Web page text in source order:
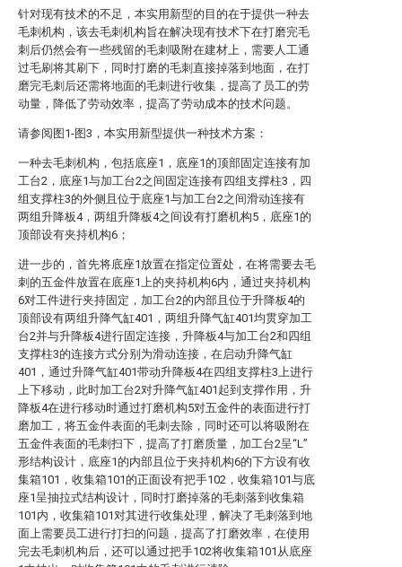
针对现有技术的不足，本实用新型的目的在于提供一种去
毛刺机构，该去毛刺机构旨在解决现有技术下在打磨完毛
刺后仍然会有一些残留的毛刺吸附在建材上，需要人工通
过毛刷将其刷下，同时打磨的毛刺直接掉落到地面，在打
磨完毛刺后还需将地面的毛刺进行收集，提高了员工的劳
动量，降低了劳动效率，提高了劳动成本的技术问题。
请参阅图1-图3，本实用新型提供一种技术方案：
一种去毛刺机构，包括底座1，底座1的顶部固定连接有加
工台2，底座1与加工台2之间固定连接有四组支撑柱3，四
组支撑柱3的外侧且位于底座1与加工台2之间滑动连接有
两组升降板4，两组升降板4之间设有打磨机构5，底座1的
顶部设有夹持机构6；
进一步的，首先将底座1放置在指定位置处，在将需要去毛
刺的五金件放置在底座1上的夹持机构6内，通过夹持机构
6对工件进行夹持固定，加工台2的内部且位于升降板4的
顶部设有两组升降气缸401，两组升降气缸401均贯穿加工
台2并与升降板4进行固定连接，升降板4与加工台2和四组
支撑柱3的连接方式分别为滑动连接，在启动升降气缸
401，通过升降气缸401带动升降板4在四组支撑柱3上进行
上下移动，此时加工台2对升降气缸401起到支撑作用，升
降板4在进行移动时通过打磨机构5对五金件的表面进行打
磨加工，将五金件表面的毛刺去除，同时还可以将吸附在
五金件表面的毛刺扫下，提高了打磨质量，加工台2呈“L”
形结构设计，底座1的内部且位于夹持机构6的下方设有收
集箱101，收集箱101的正面设有把手102，收集箱101与底
座1呈抽拉式结构设计，同时打磨掉落的毛刺落到收集箱
101内，收集箱101对其进行收集处理，解决了毛刺落到地
面上需要员工进行打扫的问题，提高了打磨效率，在使用
完去毛刺机构后，还可以通过把手102将收集箱101从底座